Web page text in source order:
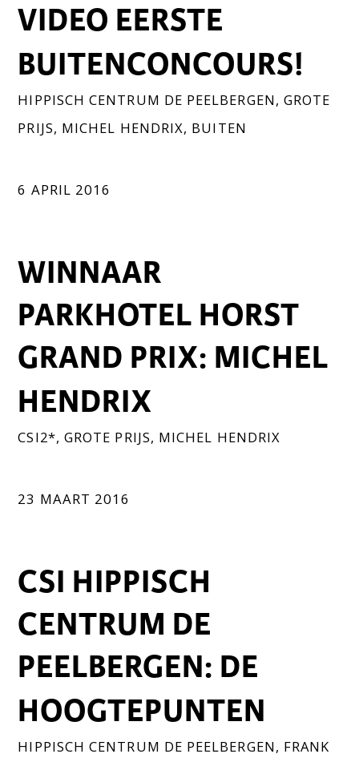
VIDEO EERSTE
BUITENCONCOURS!
HIPPISCH CENTRUM DE PEELBERGEN, GROTE
PRIJS, MICHEL HENDRIX, BUITEN
6 APRIL 2016
WINNAAR
PARKHOTEL HORST
GRAND PRIX: MICHEL
HENDRIX
CSI2*, GROTE PRIJS, MICHEL HENDRIX
23 MAART 2016
CSI HIPPISCH
CENTRUM DE
PEELBERGEN: DE
HOOGTEPUNTEN
HIPPISCH CENTRUM DE PEELBERGEN, FRANK